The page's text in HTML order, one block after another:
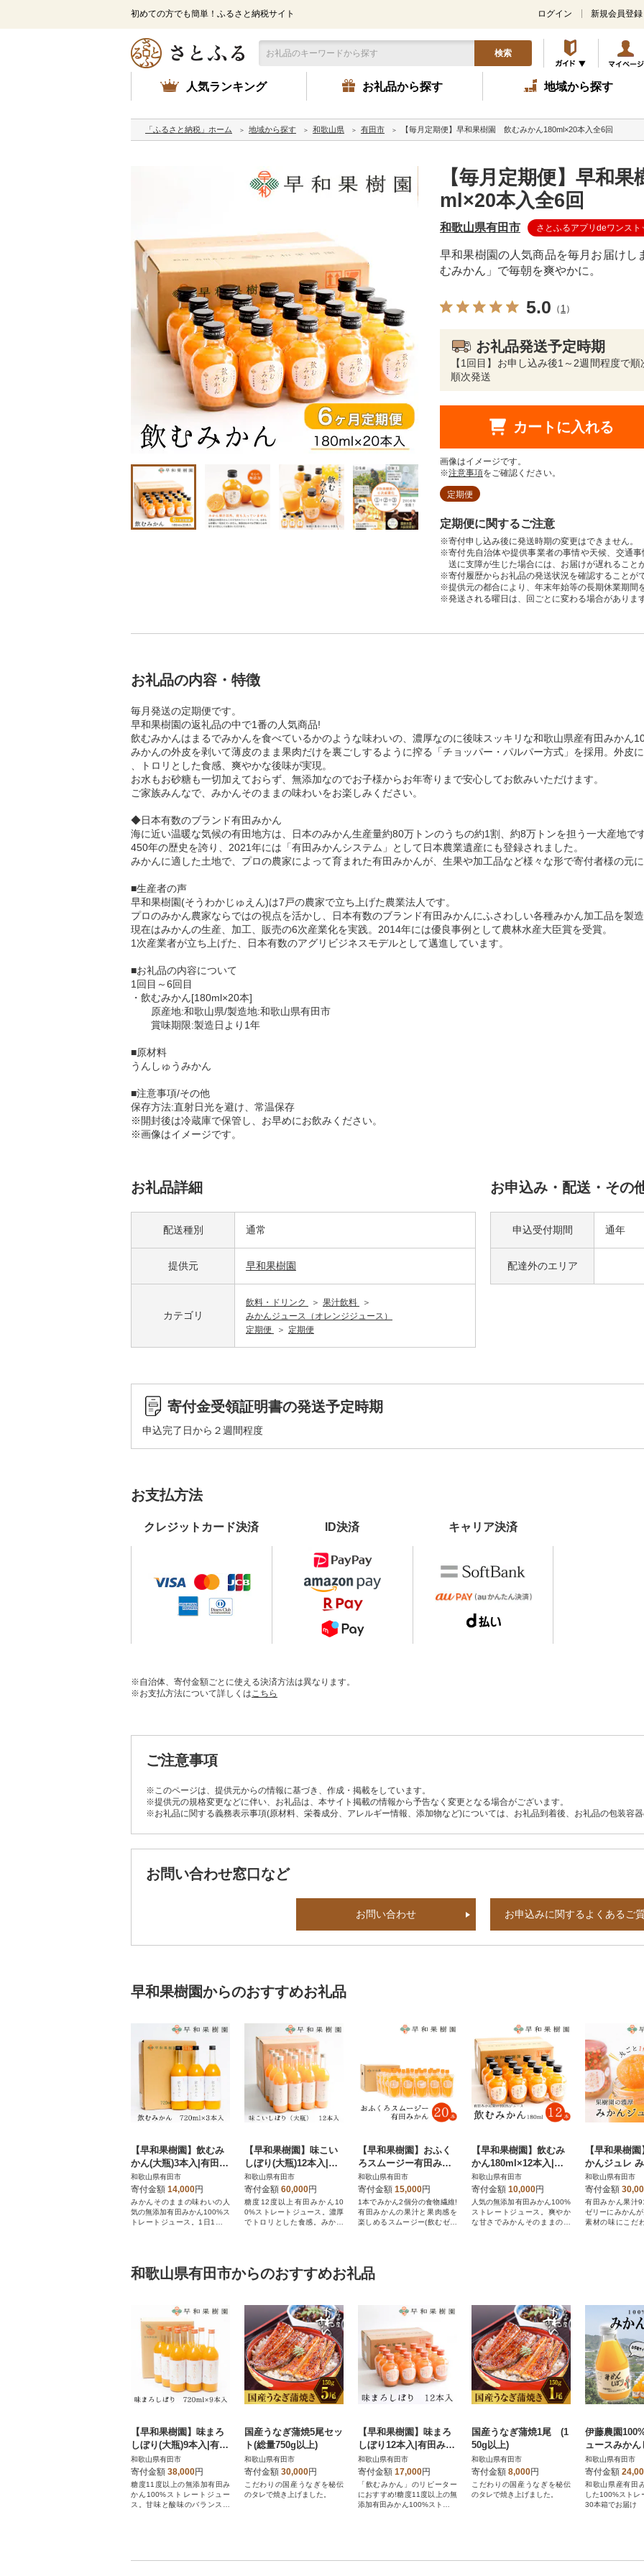
初めての方でも簡単！ふるさと納税サイト ログイン 新規会員登録
検索
人気ランキング お礼品から探す 地域から探す
「ふるさと納税」ホーム 地域から探す 和歌山県 有田市 【毎月定期便】早和果樹園 飲むみかん180ml×20本入全6回
【毎月定期便】早和
ml×20本入全6回
和歌山県有田市 さとふるアプリdeワンスト
早和果樹園の人気商品を毎月お届け
むみかん」で毎朝を爽やかに。
5.0 （ 1）
お礼品発送予定時期
【1回目】お申し込み後1～2週間程度で
順次発送
カートに入れる
画像はイメージです。
※注意事項をご確認ください。
定期便
定期便に関するご注意
※寄付申し込み後に発送時期の変更はできません。
※寄付先自治体や提供事業者の事情や天候、交通
送に支障が生じた場合には、お届けが遅れること
※寄付履歴からお礼品の発送状況を確認することが
※提供元の都合により、年末年始等の長期休業期間
※発送される曜日は、回ごとに変わる場合がありま
お礼品の内容・特徴
毎月発送の定期便です。
早和果樹園の返礼品の中で1番の人気商品!
飲むみかんはまるでみかんを食べているかのような味わいの、濃厚なのに後味スッキリな和歌山県産有田みかん
みかんの外皮を剥いて薄皮のまま果肉だけを裏ごしするように搾る「チョッパー・パルパー方式」を採用。外皮
、トロリとした食感、爽やかな後味が実現。
お水もお砂糖も一切加えておらず、無添加なのでお子様からお年寄りまで安心してお飲みいただけます。
ご家族みんなで、みかんそのままの味わいをお楽しみください。
◆日本有数のブランド有田みかん
海に近い温暖な気候の有田地方は、日本のみかん生産量約80万トンのうちの約1割、約8万トンを担う一大産地で
450年の歴史を誇り、2021年には「有田みかんシステム」として日本農業遺産にも登録されました。
みかんに適した土地で、プロの農家によって育まれた有田みかんが、生果や加工品など様々な形で寄付者様の元
■生産者の声
早和果樹園(そうわかじゅえん)は7戸の農家で立ち上げた農業法人です。
プロのみかん農家ならではの視点を活かし、日本有数のブランド有田みかんにふさわしい各種みかん加工品を製
現在はみかんの生産、加工、販売の6次産業化を実践。2014年には優良事例として農林水産大臣賞を受賞。
1次産業者が立ち上げた、日本有数のアグリビジネスモデルとして邁進しています。
■お礼品の内容について
1回目～6回目
・飲むみかん[180ml×20本]
原産地:和歌山県/製造地:和歌山県有田市
賞味期限:製造日より1年
■原材料
うんしゅうみかん
■注意事項/その他
保存方法:直射日光を避け、常温保存
※開封後は冷蔵庫で保管し、お早めにお飲みください。
※画像はイメージです。
お礼品詳細
配送種別 通常
提供元 早和果樹園
カテゴリ
飲料・ドリンク
果汁飲料
みかんジュース（オレンジジュース）
定期便
定期便
お申込み・配送・その
申込受付期間 通年
配達外のエリア
寄付金受領証明書の発送予定時期
申込完了日から２週間程度
お支払方法
クレジットカード決済 ID決済 キャリア決済
※自治体、寄付金額ごとに使える決済方法は異なります。
※お支払方法について詳しくはこちら
ご注意事項
※このページは、提供元からの情報に基づき、作成・掲載をしています。
※提供元の規格変更などに伴い、お礼品は、本サイト掲載の情報から予告なく変更となる場合がございます。
※お礼品に関する義務表示事項(原材料、栄養成分、アレルギー情報、添加物など)については、お礼品到着後、お礼品の包装容
お問い合わせ窓口など
お問い合わせ お申込みに関するよくあるご
早和果樹園からのおすすめお礼品
【早和果樹園】飲むみ
かん(大瓶)3本入|有田み
かん100%ストレートジ
ュース
和歌山県有田市
寄付金額 14,000円
みかんそのままの味わいの人
気の無添加有田みかん100%ス
トレートジュース。1日1杯の
【早和果樹園】味こい
しぼり(大瓶)12本入|有
田みかん100%ストレー
トジュース
和歌山県有田市
寄付金額 60,000円
糖度12度以上有田みかん10
0%ストレートジュース。濃厚
でトロリとした食感。みかん
【早和果樹園】おふく
ろスムージー有田みか
ん20本入|飲むみかんゼ
リー(パウチタイプのジ
ュレ)
和歌山県有田市
寄付金額 15,000円
1本でみかん2個分の食物繊維!
有田みかんの果汁と果肉感を
楽しめるスムージー(飲むゼリ
【早和果樹園】飲むみ
かん180ml×12本入|有
田みかん100%ストレー
トジュース
和歌山県有田市
寄付金額 10,000円
人気の無添加有田みかん100%
ストレートジュース。爽やか
な甘さでみかんそのままの味
【早和果樹
かんジュレ
ごと1個入
和歌山県有田市
寄付金額
有田みかん果汁
ゼリーにみかん
素材の味にこだ
和歌山県有田市からのおすすめお礼品
【早和果樹園】味まろ
しぼり(大瓶)9本入|有田
みかん100%ストレート
ジュース
和歌山県有田市
寄付金額 38,000円
糖度11度以上の無添加有田み
かん100%ストレートジュー
ス。甘味と酸味のバランスに
国産うなぎ蒲焼5尾セッ
ト(総量750g以上)
和歌山県有田市
寄付金額 30,000円
こだわりの国産うなぎを秘伝
のタレで焼き上げました。
【早和果樹園】味まろ
しぼり12本入|有田みか
ん100%ストレートジュ
ース
和歌山県有田市
寄付金額 17,000円
「飲むみかん」のリピーター
におすすめ!糖度11度以上の無
添加有田みかん100%ストレー
国産うなぎ蒲焼1尾 (1
50g以上)
和歌山県有田市
寄付金額 8,000円
こだわりの国産うなぎを秘伝
のタレで焼き上げました。
伊藤農園
ュースみかん
ml×30本
和歌山県有田市
寄付金額
和歌山県産有田
した100%ストレ
30本箱でお届け